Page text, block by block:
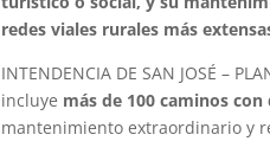
redes viales rurales más
INTENDENCIA DE SAN JOSÉ –
incluye más de 100 caminos
mantenimiento extraordinario y